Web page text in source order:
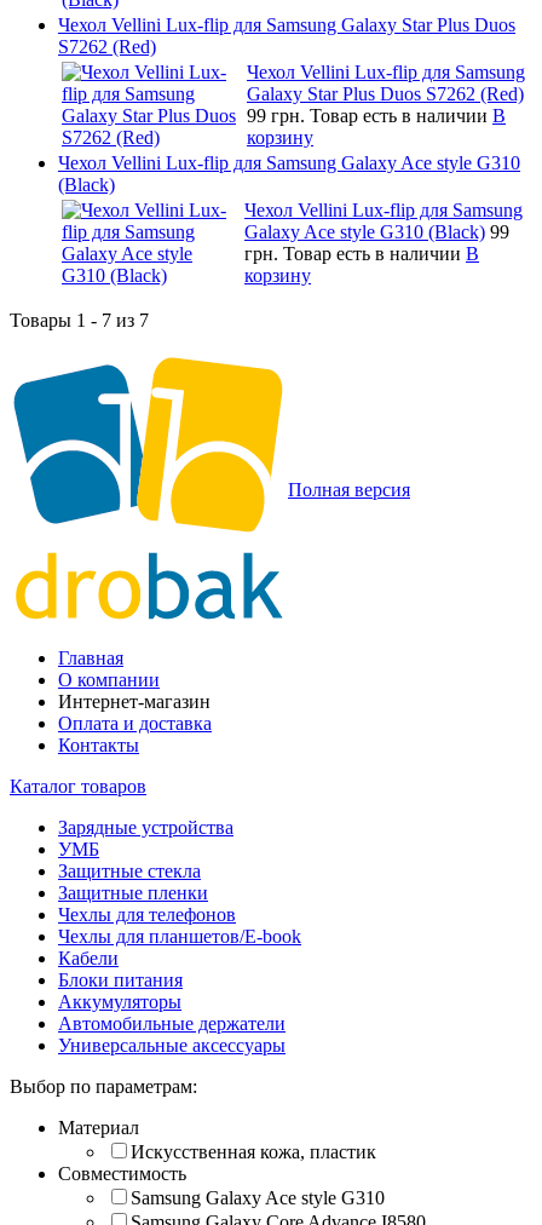
Чехол Vellini Lux-flip для Samsung Galaxy Star Plus Duos
S7262 (Red)
Чехол Vellini Lux-flip для Samsung
Galaxy Star Plus Duos S7262 (Red)
99 грн. Товар есть в наличии В
корзину
Чехол Vellini Lux-flip для Samsung Galaxy Ace style G310
(Black)
Чехол Vellini Lux-flip для Samsung
Galaxy Ace style G310 (Black) 99
грн. Товар есть в наличии В
корзину
Товары 1 - 7 из 7
Полная версия
Главная
О компании
Интернет-магазин
Оплата и доставка
Контакты
Каталог товаров
Зарядные устройства
УМБ
Защитные стекла
Защитные пленки
Чехлы для телефонов
Чехлы для планшетов/E-book
Кабели
Блоки питания
Аккумуляторы
Автомобильные держатели
Универсальные аксессуары
Выбор по параметрам:
Материал
Искусственная кожа, пластик
Совместимость
Samsung Galaxy Ace style G310